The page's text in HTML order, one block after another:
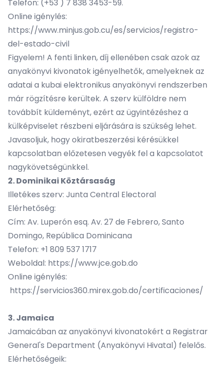
Telefon: (+53 ) 7 838 3453-59.
Online igénylés:
https://www.minjus.gob.cu/es/servicios/registro-
del-estado-civil
Figyelem! A fenti linken, díj ellenében csak azok az
anyakönyvi kivonatok igényelhetők, amelyeknek az
adatai a kubai elektronikus anyakönyvi rendszerben
már rögzítésre kerültek. A szerv külföldre nem
továbbít küldeményt, ezért az ügyintézéshez a
külképviselet részbeni eljárására is szükség lehet.
Javasoljuk, hogy okiratbeszerzési kérésükkel
kapcsolatban előzetesen vegyék fel a kapcsolatot
nagykövetségünkkel.
2. Dominikai Köztársaság
Illetékes szerv: Junta Central Electoral
Elérhetőség:
Cím: Av. Luperón esq. Av. 27 de Febrero, Santo
Domingo, República Dominicana
Telefon: +1 809 537 1717
Weboldal: https://www.jce.gob.do
Online igénylés:
https://servicios360.mirex.gob.do/certificaciones/
3. Jamaica
Jamaicában az anyakönyvi kivonatokért a Registrar
General's Department (Anyakönyvi Hivatal) felelős.
Elérhetőségeik: